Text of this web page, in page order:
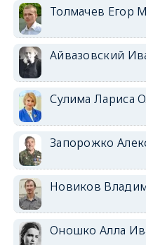
Толмачев Егор
Айвазовский
Сулима Лариса
Запорожко
Новиков
Оношко Алла